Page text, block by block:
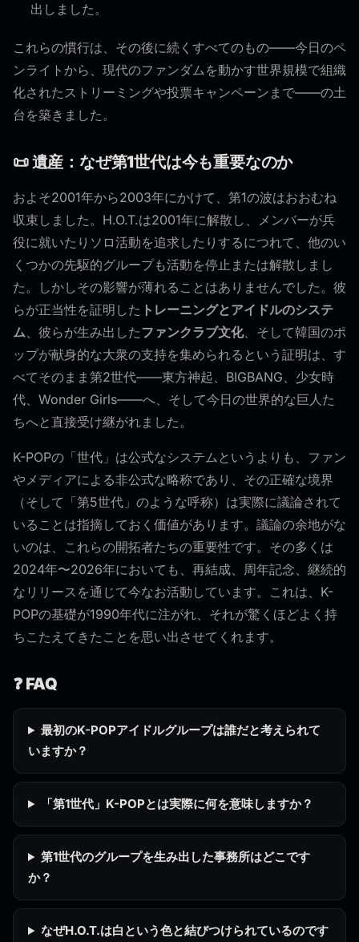
出しました。
これらの慣行は、その後に続くすべてのもの——今日のペ
ンライトから、現代のファンダムを動かす世界規模で組織
化されたストリーミングや投票キャンペーンまで——の土
台を築きました。
📜 遺産：なぜ第1世代は今も重要なのか
およそ2001年から2003年にかけて、第1の波はおおむね
収束しました。H.O.T.は2001年に解散し、メンバーが兵
役に就いたりソロ活動を追求したりするにつれて、他のい
くつかの先駆的グループも活動を停止または解散しまし
た。しかしその影響が薄れることはありませんでした。彼
らが正当性を証明した トレーニングとアイドルのシステ
ム、彼らが生み出したファンクラブ文化、そして韓国のポ
ップが献身的な大衆の支持を集められるという証明は、す
べてそのまま第2世代——東方神起、BIGBANG、少女時
代、Wonder Girls——へ、そして今日の世界的な巨人た
ちへと直接受け継がれました。
K-POPの「世代」は公式なシステムというよりも、ファン
やメディアによる非公式な略称であり、その正確な境界
（そして「第5世代」のような呼称）は実際に議論されて
いることは指摘しておく価値があります。議論の余地がな
いのは、これらの開拓者たちの重要性です。その多くは
2024年〜2026年においても、再結成、周年記念、継続的
なリリースを通じて今なお活動しています。これは、K-
POPの基礎が1990年代に注がれ、それが驚くほどよく持
ちこたえてきたことを思い出させてくれます。
❓ FAQ
最初のK-POPアイドルグループは誰だと考えられて
いますか？
「第1世代」K-POPとは実際に何を意味しますか？
第1世代のグループを生み出した事務所はどこです
か？
なぜH.O.T.は白という色と結びつけられているのです